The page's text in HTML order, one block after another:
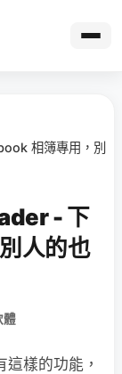
相簿專用，別
- 下
人的也
體
樣的功能，